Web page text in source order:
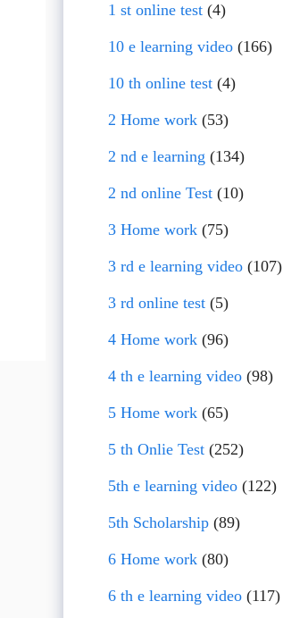
1 st online test(4)
10 e learning video(166)
10 th online test(4)
2 Home work(53)
2 nd e learning (134)
2 nd online Test(10)
3 Home work(75)
3 rd e learning video(107)
3 rd online test(5)
4 Home work(96)
4 th e learning video(98)
5 Home work(65)
5 th Onlie Test(252)
5th e learning video(122)
5th Scholarship(89)
6 Home work(80)
6 th e learning video(117)